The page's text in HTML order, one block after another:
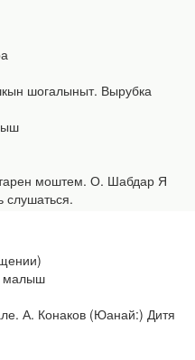
шогалыныт. Вырубка
моштем. О. Шабдар Я
слушаться.
малыш
А. Конаков (Юанай:) Дитя